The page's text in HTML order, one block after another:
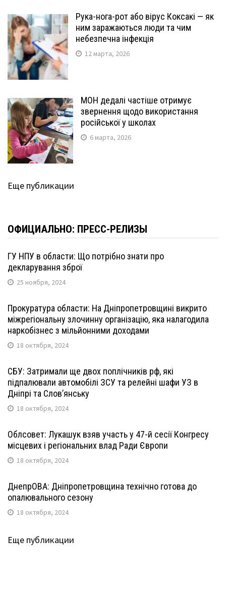
Рука-нога-рот або вірус Коксакі — як
ним заражаються люди та чим
небезпечна інфекція
12 марта, 2026
МОН дедалі частіше отримує
звернення щодо використання
російської у школах
6 марта, 2026
Еще публикации
ОФИЦИАЛЬНО: ПРЕСС-РЕЛИЗЫ
ГУ НПУ в области: Що потрібно знати про
декларування зброї
25 ноября, 2024
Прокуратура области: На Дніпропетровщині викрито
міжрегіональну злочинну організацію, яка налагодила
наркобізнес з мільйонними доходами
18 октября, 2024
СБУ: Затримали ще двох поплічників рф, які
підпалювали автомобілі ЗСУ та релейні шафи УЗ в
Дніпрі та Слов’янську
18 октября, 2024
Облсовет: Лукашук взяв участь у 47-й сесії Конгресу
місцевих і регіональних влад Ради Європи
18 октября, 2024
ДнепрОВА: Дніпропетровщина технічно готова до
опалювального сезону
18 октября, 2024
Еще публикации